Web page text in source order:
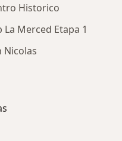
Historico
Merced Etapa 1
Nicolas